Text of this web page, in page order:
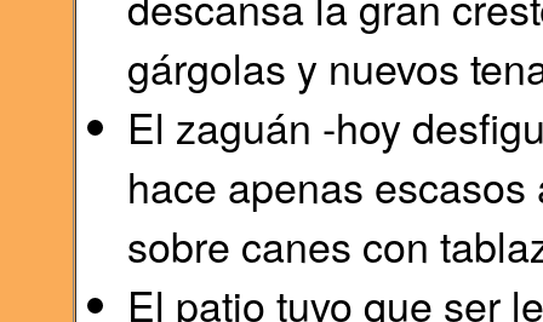
gárgolas y nuevos
El zaguán -hoy
hace apenas
sobre canes con
El patio tuvo que ser